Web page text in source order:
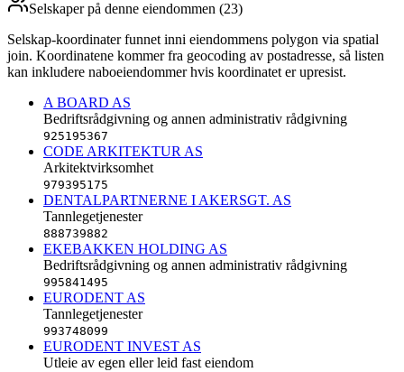
Selskaper på denne eiendommen (23)
Selskap-koordinater funnet inni eiendommens polygon via spatial
join. Koordinatene kommer fra geocoding av postadresse, så listen
kan inkludere naboeiendommer hvis koordinatet er upresist.
A BOARD AS
Bedriftsrådgivning og annen administrativ rådgivning
925195367
CODE ARKITEKTUR AS
Arkitektvirksomhet
979395175
DENTALPARTNERNE I AKERSGT. AS
Tannlegetjenester
888739882
EKEBAKKEN HOLDING AS
Bedriftsrådgivning og annen administrativ rådgivning
995841495
EURODENT AS
Tannlegetjenester
993748099
EURODENT INVEST AS
Utleie av egen eller leid fast eiendom